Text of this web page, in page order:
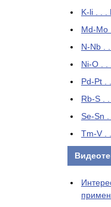
K-li . . .
Md-Mo
N-Nb .
Ni-O . .
Pd-Pt .
Rb-S .
Se-Sn
Tm-V .